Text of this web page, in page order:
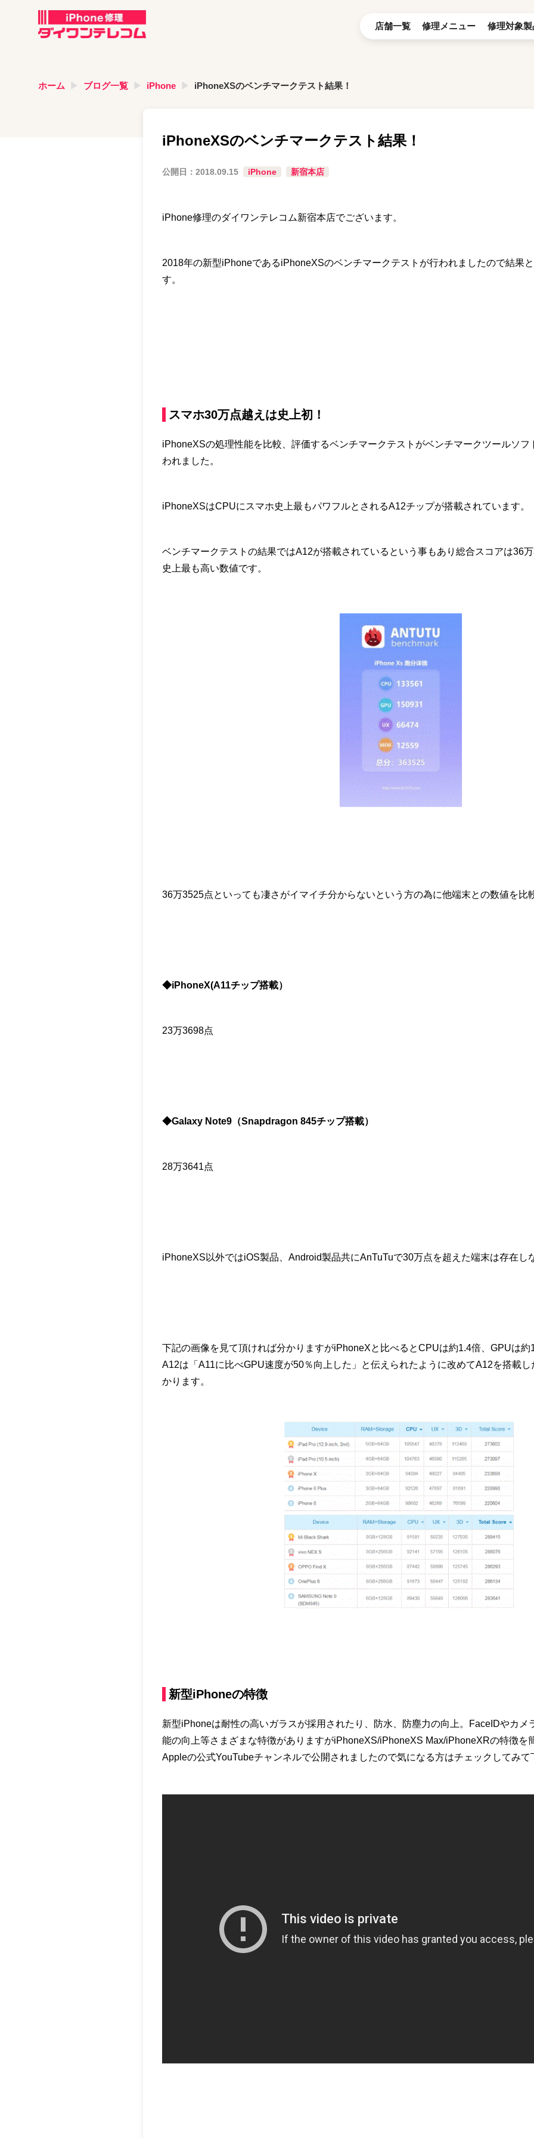
店舗一覧 修理メニュー 修理対象製
ホーム ブログ一覧 iPhone iPhoneXSのベンチマークテスト結果！
iPhoneXSのベンチマークテスト結果！
公開日： 2018.09.15 iPhone 新宿本店
iPhone修理のダイワンテレコム新宿本店でございます。
2018年の新型iPhoneであるiPhoneXSのベンチマークテストが行われましたので結果
す。
スマホ30万点越えは史上初！
iPhoneXSの処理性能を比較、評価するベンチマークテストがベンチマークツールソフ
われました。
iPhoneXSはCPUにスマホ史上最もパワフルとされるA12チップが搭載されています。
ベンチマークテストの結果ではA12が搭載されているという事もあり総合スコアは36
史上最も高い数値です。
36万3525点といっても凄さがイマイチ分からないという方の為に他端末との数値を比
◆iPhoneX(A11チップ搭載）
23万3698点
◆Galaxy Note9（Snapdragon 845チップ搭載）
28万3641点
iPhoneXS以外ではiOS製品、Android製品共にAnTuTuで30万点を超えた端末は存在し
下記の画像を見て頂ければ分かりますがiPhoneXと比べるとCPUは約1.4倍、GPUは約
A12は「A11に比べGPU速度が50％向上した」と伝えられたように改めてA12を搭載
かります。
新型iPhoneの特徴
新型iPhoneは耐性の高いガラスが採用されたり、防水、防塵力の向上。FaceIDやカメ
能の向上等さまざまな特徴がありますがiPhoneXS/iPhoneXS Max/iPhoneXRの特徴を
Appleの公式YouTubeチャンネルで公開されましたので気になる方はチェックしてみて